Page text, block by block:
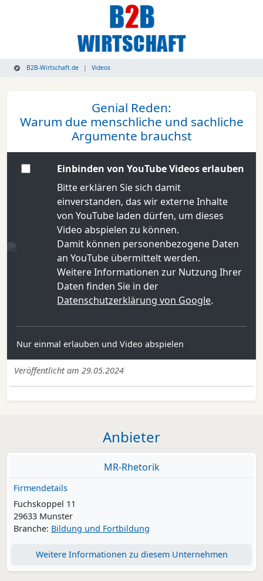
B2B-Wirtschaft.de Videos
Genial Reden:
Warum due menschliche und sachliche
Argumente brauchst
Einbinden von YouTube Videos erlauben
Bitte erklären Sie sich damit
einverstanden, das wir externe Inhalte
von YouTube laden dürfen, um dieses
Video abspielen zu können.
Damit können personenbezogene Daten
an YouTube übermittelt werden.
Weitere Informationen zur Nutzung Ihrer
Daten finden Sie in der
Datenschutzerklärung von Google.
Nur einmal erlauben und Video abspielen
Veröffentlicht am 29.05.2024
Anbieter
MR-Rhetorik
Firmendetails
Fuchskoppel 11
29633 Munster
Branche: Bildung und Fortbildung
Weitere Informationen zu diesem Unternehmen